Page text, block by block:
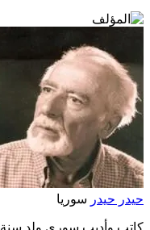
حيدر حيدر سوريا